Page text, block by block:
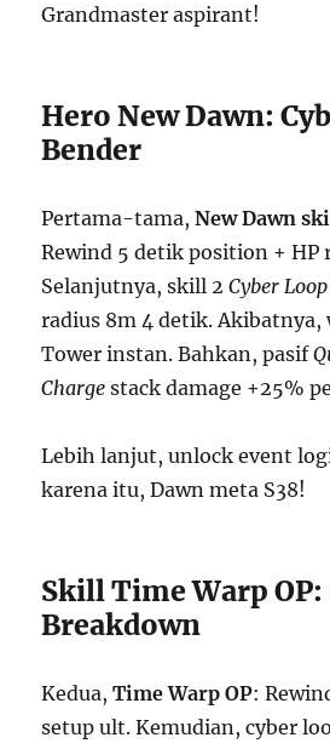
Grandmaster aspirant!
Hero New Dawn:
Bender
Pertama-tama,New Dawn
Rewind 5 detik position + HP
Selanjutnya, skill 2Cyber Loop
radius 8m 4 detik. Akibatnya,
Tower instan. Bahkan, pasif
Charge stack damage +25%
Lebih lanjut, unlock event
karena itu, Dawn meta S38!
Skill Time Warp OP:
Breakdown
Kedua,Time Warp OP:
setup ult. Kemudian, cyber